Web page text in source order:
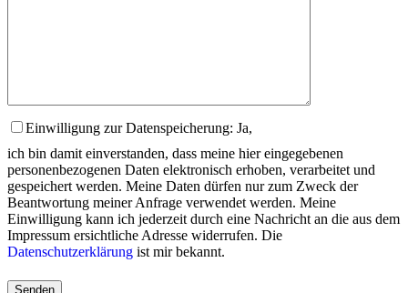
Einwilligung zur Datenspeicherung: Ja,
ich bin damit einverstanden, dass meine hier eingegebenen
personenbezogenen Daten elektronisch erhoben, verarbeitet und
gespeichert werden. Meine Daten dürfen nur zum Zweck der
Beantwortung meiner Anfrage verwendet werden. Meine
Einwilligung kann ich jederzeit durch eine Nachricht an die aus dem
Impressum ersichtliche Adresse widerrufen. Die
Datenschutzerklärung ist mir bekannt.
Please